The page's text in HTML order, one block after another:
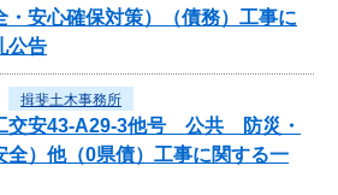
・安心確保対策）（債務）工事に
公告
揖斐土木事務所
交安43-A29-3他号 公共 防災・
全）他（0県債）工事に関する一